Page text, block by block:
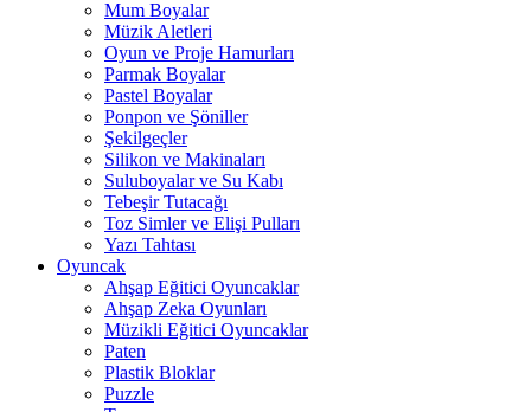
Mum Boyalar
Müzik Aletleri
Oyun ve Proje Hamurları
Parmak Boyalar
Pastel Boyalar
Ponpon ve Şöniller
Şekilgeçler
Silikon ve Makinaları
Suluboyalar ve Su Kabı
Tebeşir Tutacağı
Toz Simler ve Elişi Pulları
Yazı Tahtası
Oyuncak
Ahşap Eğitici Oyuncaklar
Ahşap Zeka Oyunları
Müzikli Eğitici Oyuncaklar
Paten
Plastik Bloklar
Puzzle